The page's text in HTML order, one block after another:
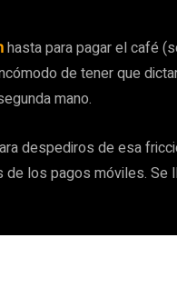
hasta para pagar el café
de tener que
mano.
despediros de esa
de los pagos móviles. Se